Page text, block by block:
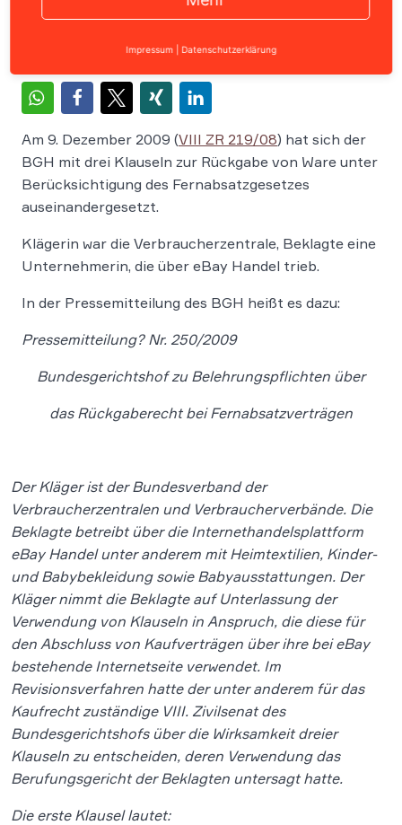
Am 9. Dezember 2009 (VIII ZR 219/08) hat sich der
BGH mit drei Klauseln zur Rückgabe von Ware unter
Berücksichtigung des Fernabsatzgesetzes
auseinandergesetzt.
Klägerin war die Verbraucherzentrale, Beklagte eine
Unternehmerin, die über eBay Handel trieb.
In der Pressemitteilung des BGH heißt es dazu:
Pressemitteilung? Nr. 250/2009
Bundesgerichtshof zu Belehrungspflichten über
das Rückgaberecht bei Fernabsatzverträgen
Der Kläger ist der Bundesverband der
Verbraucherzentralen und Verbraucherverbände. Die
Beklagte betreibt über die Internethandelsplattform
eBay Handel unter anderem mit Heimtextilien, Kinder-
und Babybekleidung sowie Babyausstattungen. Der
Kläger nimmt die Beklagte auf Unterlassung der
Verwendung von Klauseln in Anspruch, die diese für
den Abschluss von Kaufverträgen über ihre bei eBay
bestehende Internetseite verwendet. Im
Revisionsverfahren hatte der unter anderem für das
Kaufrecht zuständige VIII. Zivilsenat des
Bundesgerichtshofs über die Wirksamkeit dreier
Klauseln zu entscheiden, deren Verwendung das
Berufungsgericht der Beklagten untersagt hatte.
Die erste Klausel lautet:
Impressum Datenschutzerklärung